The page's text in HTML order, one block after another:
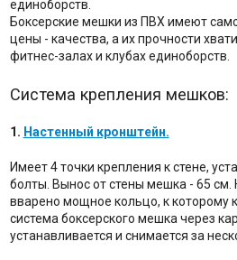
единоборств.
Боксерские мешки из ПВХ имеют
цены - качества, а их прочности
фитнес-залах и клубах единоборств.
Система крепления мешков:
1. Настенный кронштейн.
Имеет 4 точки крепления к стене,
болты. Вынос от стены мешка - 65 см.
вварено мощное кольцо, к которому
система боксерского мешка через
устанавливается и снимается за